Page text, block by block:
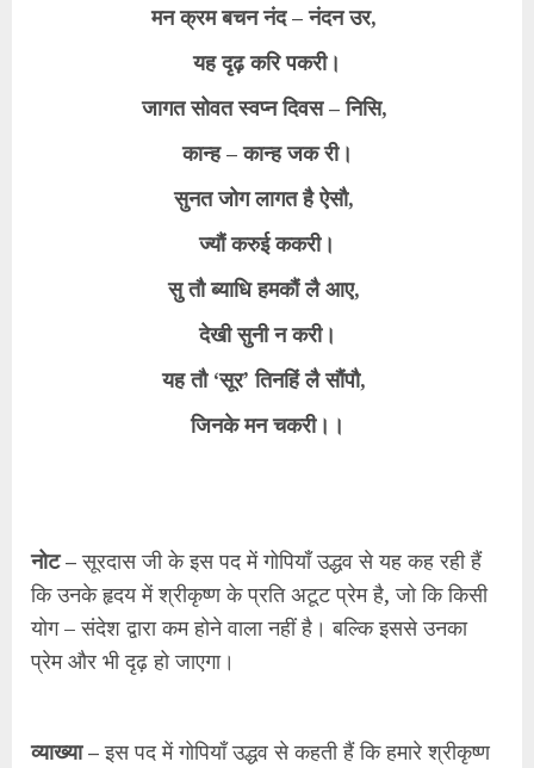
मन क्रम बचन नंद – नंदन उर,
यह दृढ़ करि पकरी।
जागत सोवत स्वप्न दिवस – निसि,
कान्ह – कान्ह जक री।
सुनत जोग लागत है ऐसौ,
ज्यौं करुई ककरी।
सु तौ ब्याधि हमकौं लै आए,
देखी सुनी न करी।
यह तौ ‘सूर’ तिनहिं लै सौंपौ,
जिनके मन चकरी।।
नोट –सूरदास जी के इस पद में गोपियाँ उद्धव से यह कह रही हैं
कि उनके हृदय में श्रीकृष्ण के प्रति अटूट प्रेम है, जो कि किसी
योग – संदेश द्वारा कम होने वाला नहीं है। बल्कि इससे उनका
प्रेम और भी दृढ़ हो जाएगा।
व्याख्या –इस पद में गोपियाँ उद्धव से कहती हैं कि हमारे श्रीकृष्ण